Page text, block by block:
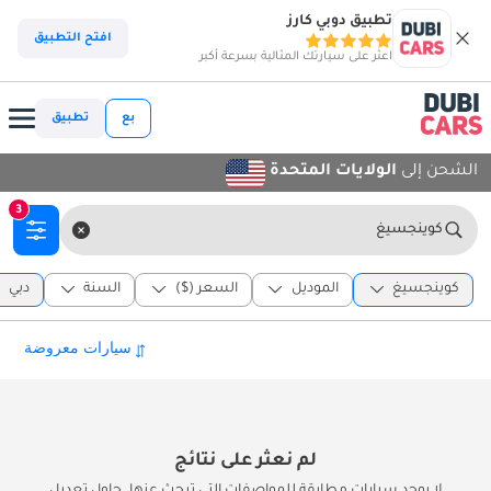
تطبيق دوبي كارز
اعثر على سيارتك المثالية بسرعة أكبر
افتح التطبيق
بع تطبيق
الشحن إلى الولايات المتحدة
كوينجسيغ
3
كوينجسيغ الموديل السعر ($) السنة دبي
لم نعثر على نتائج